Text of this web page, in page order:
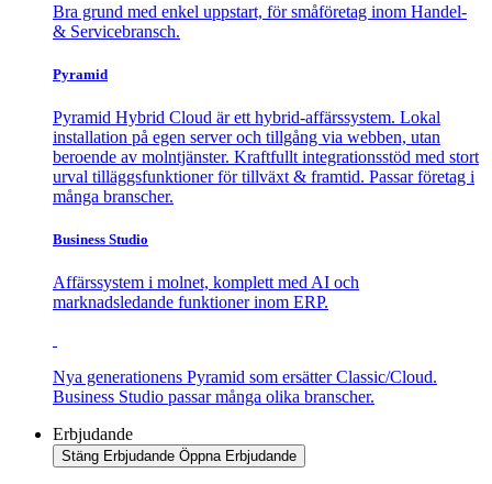
Bra grund med enkel uppstart, för småföretag inom Handel-
& Servicebransch.
Pyramid
Pyramid Hybrid Cloud är ett hybrid-affärssystem. Lokal
installation på egen server och tillgång via webben, utan
beroende av molntjänster. Kraftfullt integrationsstöd med stort
urval tilläggsfunktioner för tillväxt & framtid. Passar företag i
många branscher.
Business Studio
Affärssystem i molnet, komplett med AI och
marknadsledande funktioner inom ERP.
Nya generationens Pyramid som ersätter Classic/Cloud.
Business Studio passar många olika branscher.
Erbjudande
Stäng Erbjudande Öppna Erbjudande